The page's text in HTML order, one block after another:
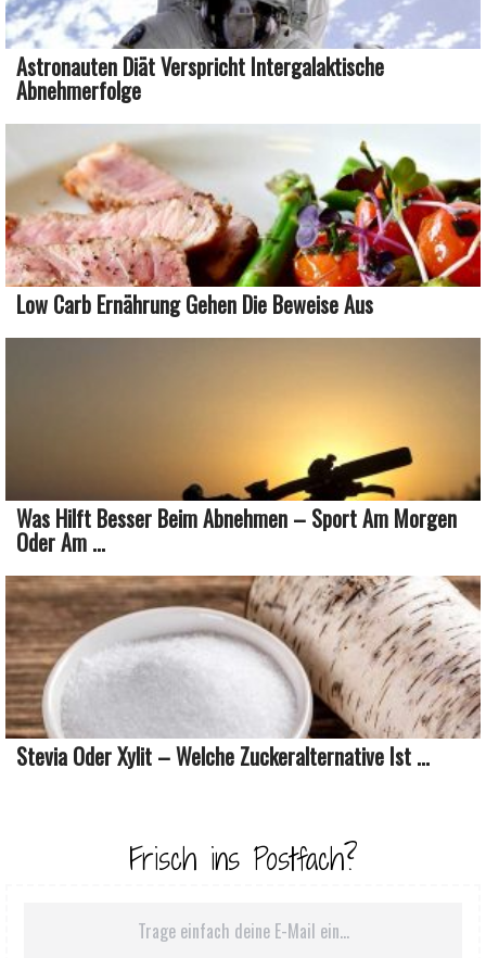
Astronauten Diät Verspricht Intergalaktische
Abnehmerfolge
Low Carb Ernährung Gehen Die Beweise Aus
Was Hilft Besser Beim Abnehmen – Sport Am Morgen
Oder Am ...
Stevia Oder Xylit – Welche Zuckeralternative Ist ...
Frisch ins Postfach?